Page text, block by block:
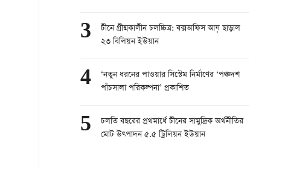
3
চীনে গ্রীষ্মকালীন চলচ্চিত্র: বক্সঅফিস আয় ছাড়াল
২৩ বিলিয়ন ইউয়ান
4
‘নতুন ধরনের পাওয়ার সিস্টেম নির্মাণের ‘পঞ্চদশ
পাঁচসালা পরিকল্পনা’ প্রকাশিত
5
চলতি বছরের প্রথমার্ধে চীনের সামুদ্রিক অর্থনীতির
মোট উত্পাদন ৫.৫ ট্রিলিয়ন ইউয়ান